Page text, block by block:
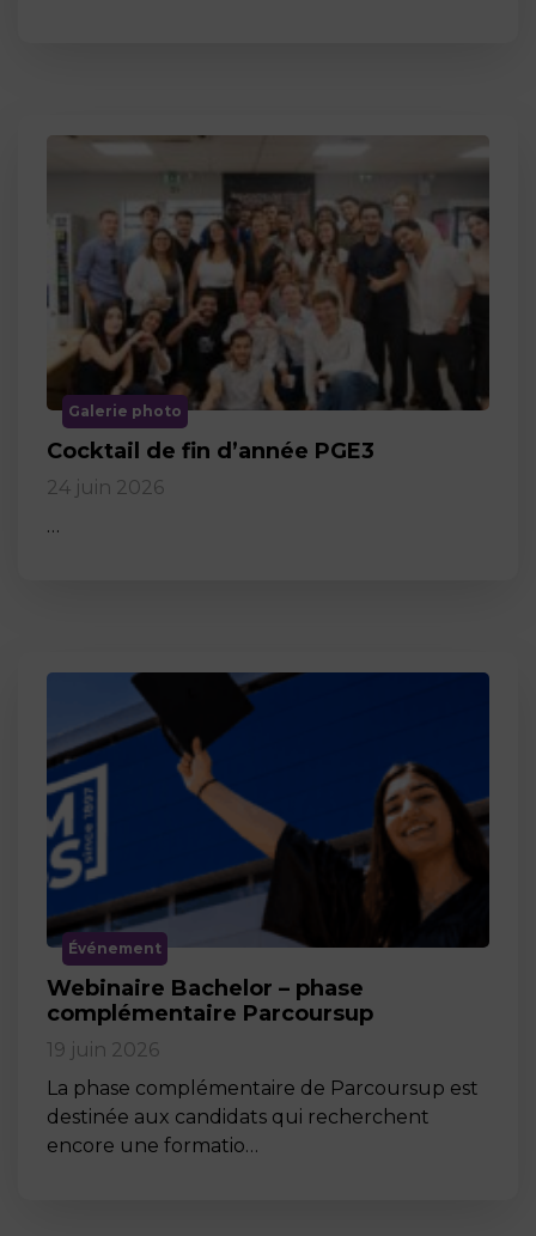
Galerie photo
Cocktail de fin d’année PGE3
24 juin 2026
…
Événement
Webinaire Bachelor – phase
complémentaire Parcoursup
19 juin 2026
La phase complémentaire de Parcoursup est
destinée aux candidats qui recherchent
encore une formatio…